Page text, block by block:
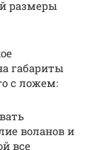
размеры
габариты
с ложем:
воланов и
все